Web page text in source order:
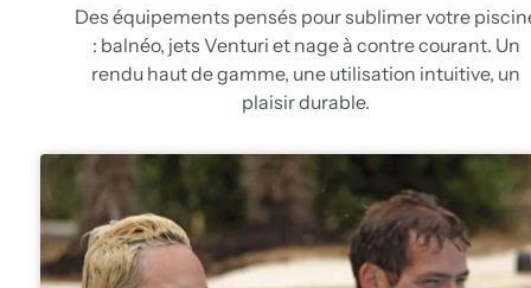
Des équipements pensés pour sublimer votre
: balnéo, jets Venturi et nage à contre courant. Un
rendu haut de gamme, une utilisation intuitive, un
plaisir durable.